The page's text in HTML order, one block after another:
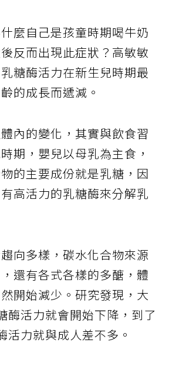
麼自己是孩童時期喝牛奶
反而出現此症狀？高敏敏
糖酶活力在新生兒時期最
的成長而遞減。
內的變化，其實與飲食習
期，嬰兒以母乳為主食，
的主要成份就是乳糖，因
高活力的乳糖酶來分解乳
向多樣，碳水化合物來源
還有各式各樣的多醣，體
開始減少。研究發現，大
酶活力就會開始下降，到了
活力就與成人差不多。